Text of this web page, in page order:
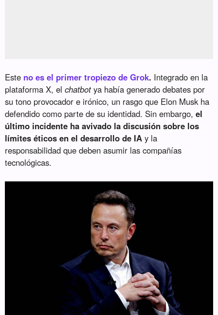
Este no es el primer tropiezo de Grok. Integrado en la
plataforma X, elchatbotya había generado debates por
su tono provocador e irónico, un rasgo que Elon Musk ha
defendido como parte de su identidad. Sin embargo,el
último incidente ha avivado la discusión sobre los
límites éticos en el desarrollo de IA y la
responsabilidad que deben asumir las compañías
tecnológicas.